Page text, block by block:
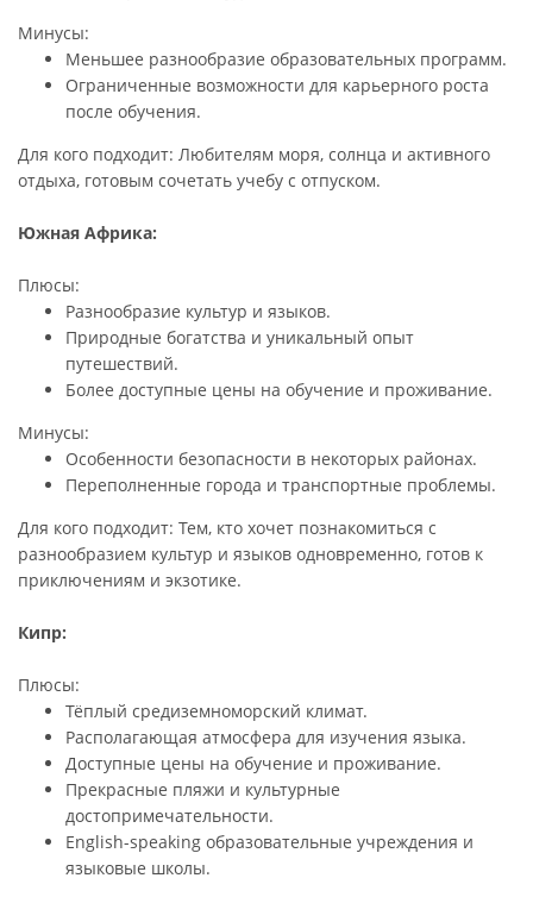
Минусы:
Меньшее разнообразие образовательных программ.
Ограниченные возможности для карьерного роста
после обучения.
Для кого подходит: Любителям моря, солнца и активного
отдыха, готовым сочетать учебу с отпуском.
Южная Африка:
Плюсы:
Разнообразие культур и языков.
Природные богатства и уникальный опыт
путешествий.
Более доступные цены на обучение и проживание.
Минусы:
Особенности безопасности в некоторых районах.
Переполненные города и транспортные проблемы.
Для кого подходит: Тем, кто хочет познакомиться с
разнообразием культур и языков одновременно, готов к
приключениям и экзотике.
Кипр:
Плюсы:
Тёплый средиземноморский климат.
Располагающая атмосфера для изучения языка.
Доступные цены на обучение и проживание.
Прекрасные пляжи и культурные
достопримечательности.
English-speaking образовательные учреждения и
языковые школы.